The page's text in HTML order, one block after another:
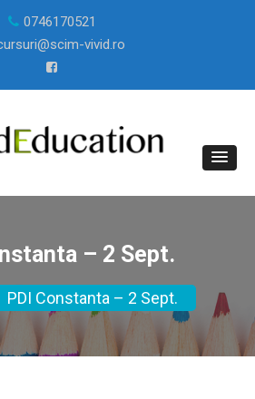
0746170521
vivid.ro
– 2 Sept.
PDI Constanta – 2 Sept.